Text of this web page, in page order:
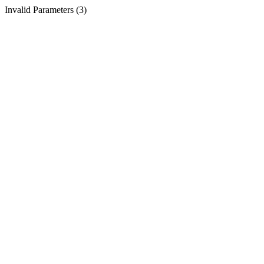
Invalid Parameters (3)